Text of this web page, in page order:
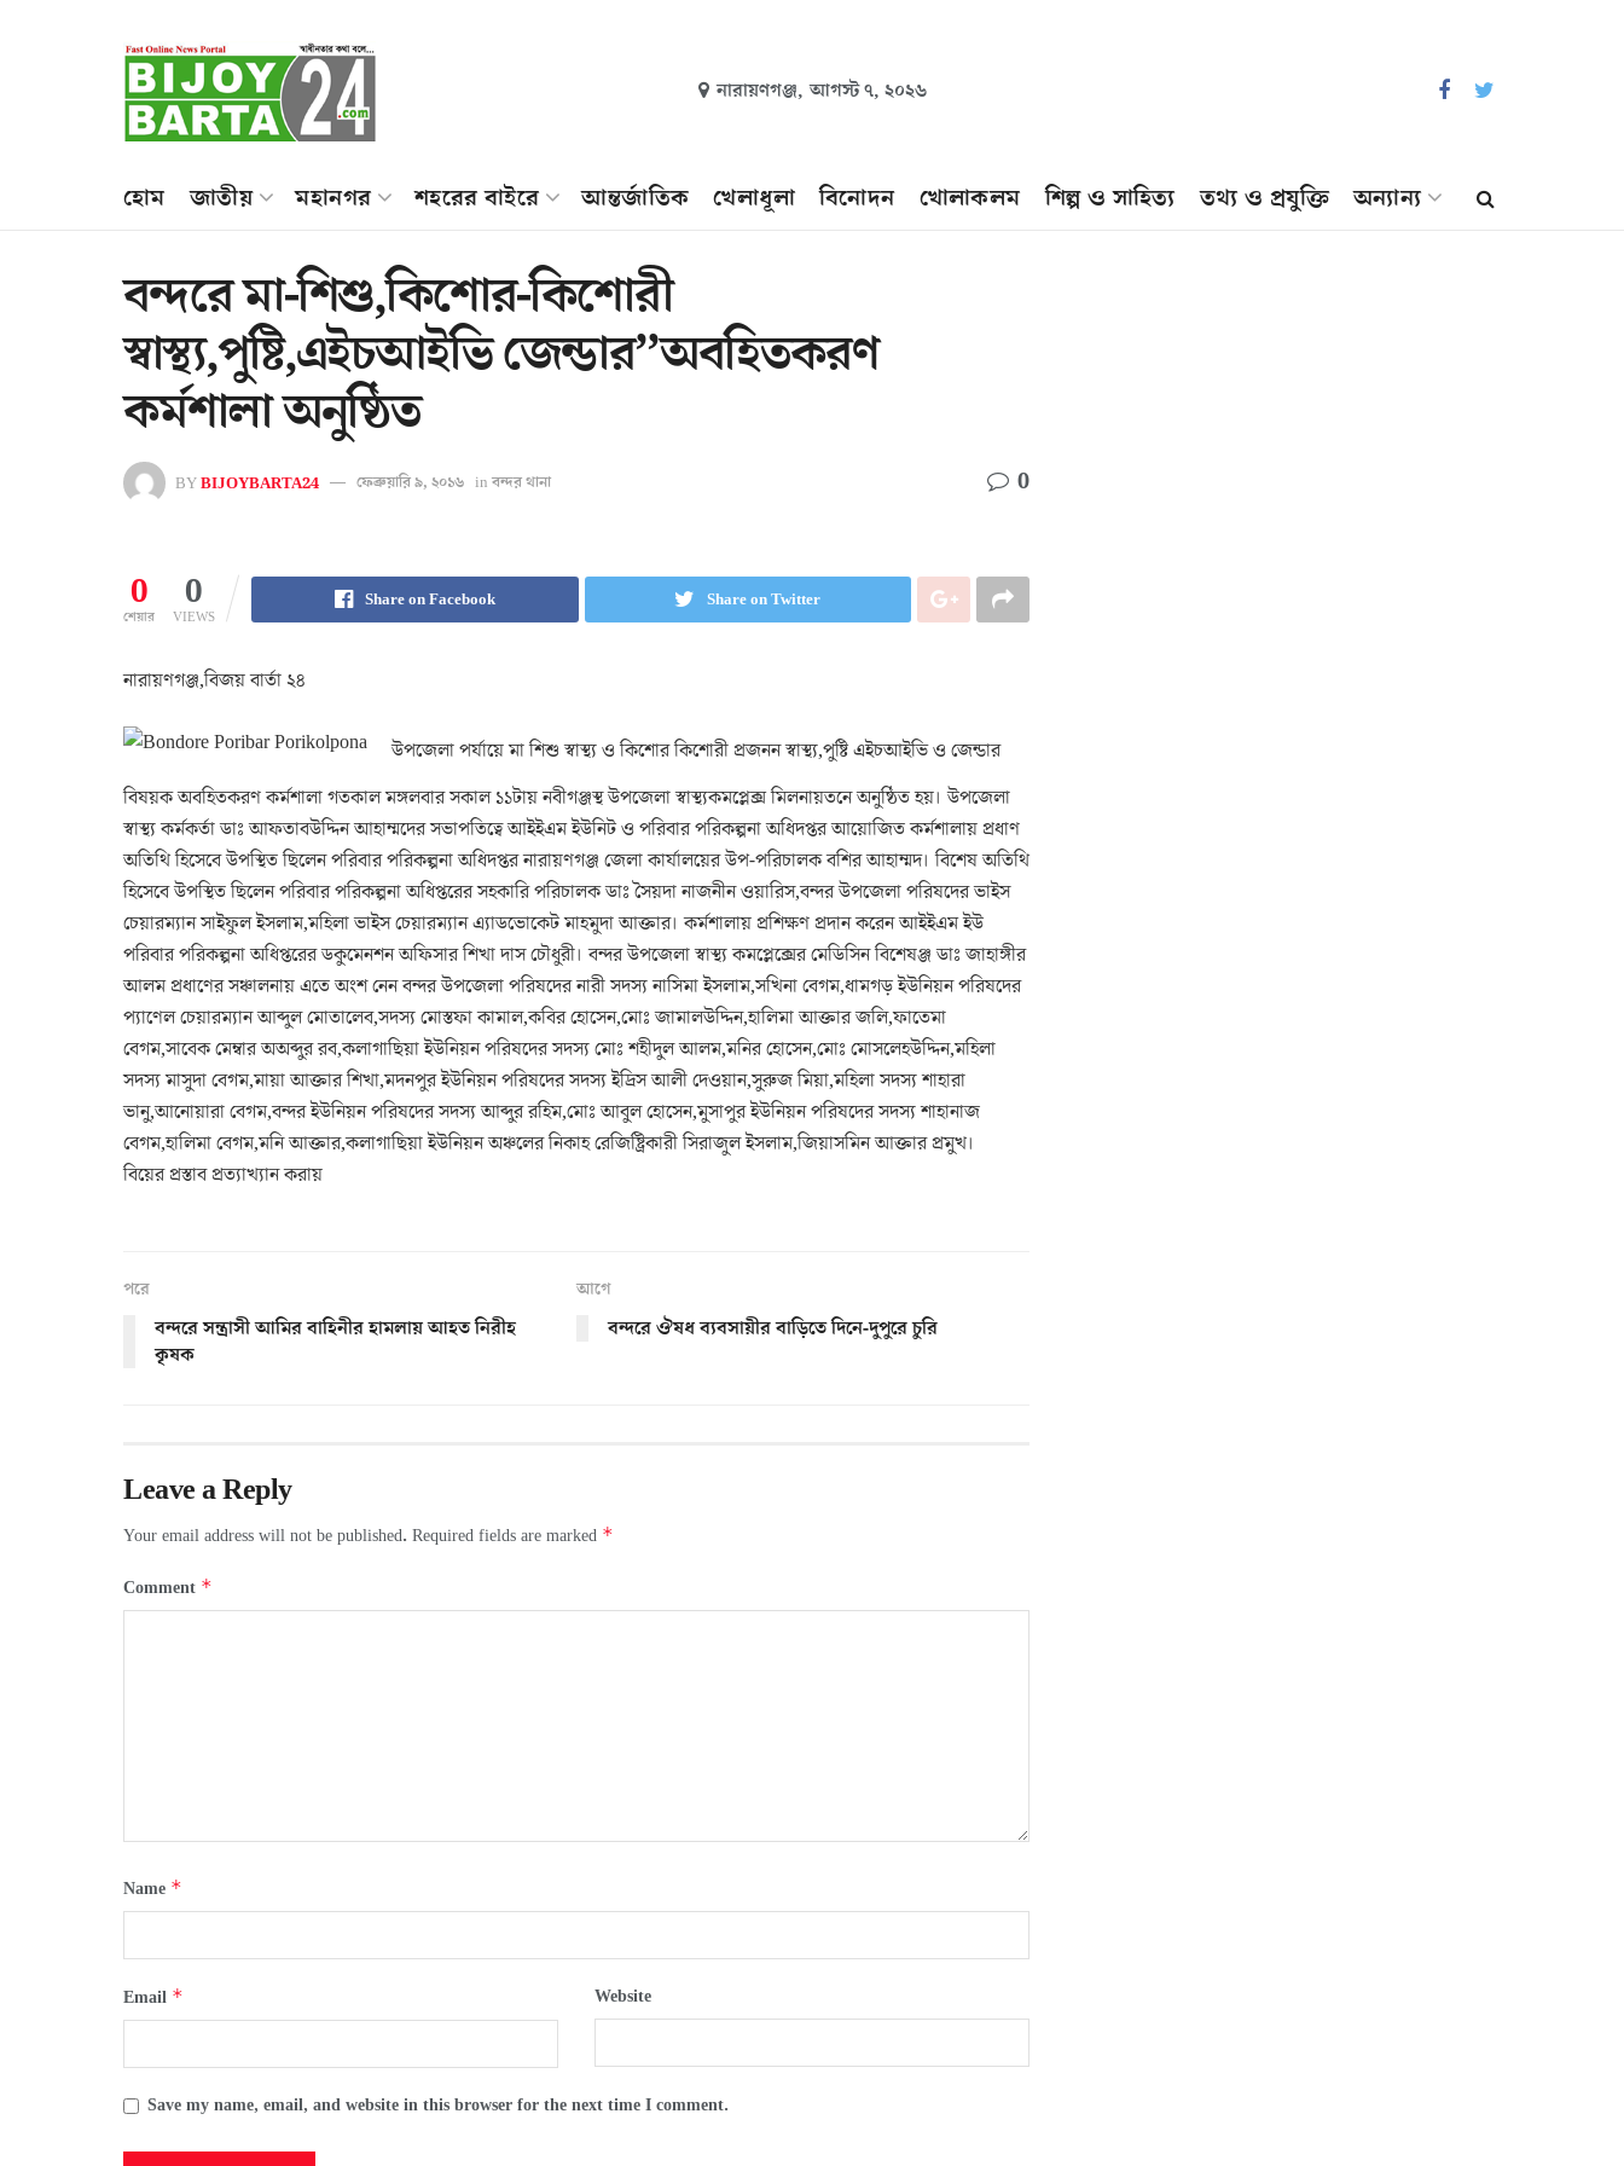
নারায়ণগঞ্জ, আগস্ট ৭, ২০২৬
হোম জাতীয় মহানগর শহরের বাইরে আন্তর্জাতিক খেলাধূলা বিনোদন খোলাকলম শিল্প ও সাহিত্য তথ্য ও প্রযুক্তি অন্যান্য
বন্দরে মা-শিশু,কিশোর-কিশোরী
স্বাস্থ্য,পুষ্টি,এইচআইভি জেন্ডার’’অবহিতকরণ
কর্মশালা অনুষ্ঠিত
BYBIJOYBARTA24 ফেব্রুয়ারি ৯, ২০১৬ in বন্দর থানা 0
0
শেয়ার
0
VIEWS
Share on Facebook Share on Twitter
নারায়ণগঞ্জ,বিজয় বার্তা ২৪
উপজেলা পর্যায়ে মা শিশু স্বাস্থ্য ও কিশোর কিশোরী প্রজনন স্বাস্থ্য,পুষ্টি এইচআইভি ও জেন্ডার
বিষয়ক অবহিতকরণ কর্মশালা গতকাল মঙ্গলবার সকাল ১১টায় নবীগঞ্জস্থ উপজেলা স্বাস্থ্যকমপ্লেক্স মিলনায়তনে অনুষ্ঠিত হয়। উপজেলা
স্বাস্থ্য কর্মকর্তা ডাঃ আফতাবউদ্দিন আহাম্মদের সভাপতিত্বে আইইএম ইউনিট ও পরিবার পরিকল্পনা অধিদপ্তর আয়োজিত কর্মশালায় প্রধাণ
অতিথি হিসেবে উপস্থিত ছিলেন পরিবার পরিকল্পনা অধিদপ্তর নারায়ণগঞ্জ জেলা কার্যালয়ের উপ-পরিচালক বশির আহাম্মদ। বিশেষ অতিথি
হিসেবে উপস্থিত ছিলেন পরিবার পরিকল্পনা অধিপ্তরের সহকারি পরিচালক ডাঃ সৈয়দা নাজনীন ওয়ারিস,বন্দর উপজেলা পরিষদের ভাইস
চেয়ারম্যান সাইফুল ইসলাম,মহিলা ভাইস চেয়ারম্যান এ্যাডভোকেট মাহমুদা আক্তার। কর্মশালায় প্রশিক্ষণ প্রদান করেন আইইএম ইউ
পরিবার পরিকল্পনা অধিপ্তরের ডকুমেনশন অফিসার শিখা দাস চৌধুরী। বন্দর উপজেলা স্বাস্থ্য কমপ্লেক্সের মেডিসিন বিশেষঞ্জ ডাঃ জাহাঙ্গীর
আলম প্রধাণের সঞ্চালনায় এতে অংশ নেন বন্দর উপজেলা পরিষদের নারী সদস্য নাসিমা ইসলাম,সখিনা বেগম,ধামগড় ইউনিয়ন পরিষদের
প্যাণেল চেয়ারম্যান আব্দুল মোতালেব,সদস্য মোস্তফা কামাল,কবির হোসেন,মোঃ জামালউদ্দিন,হালিমা আক্তার জলি,ফাতেমা
বেগম,সাবেক মেম্বার অঅব্দুর রব,কলাগাছিয়া ইউনিয়ন পরিষদের সদস্য মোঃ শহীদুল আলম,মনির হোসেন,মোঃ মোসলেহউদ্দিন,মহিলা
সদস্য মাসুদা বেগম,মায়া আক্তার শিখা,মদনপুর ইউনিয়ন পরিষদের সদস্য ইদ্রিস আলী দেওয়ান,সুরুজ মিয়া,মহিলা সদস্য শাহারা
ভানু,আনোয়ারা বেগম,বন্দর ইউনিয়ন পরিষদের সদস্য আব্দুর রহিম,মোঃ আবুল হোসেন,মুসাপুর ইউনিয়ন পরিষদের সদস্য শাহানাজ
বেগম,হালিমা বেগম,মনি আক্তার,কলাগাছিয়া ইউনিয়ন অঞ্চলের নিকাহ রেজিষ্ট্রিকারী সিরাজুল ইসলাম,জিয়াসমিন আক্তার প্রমুখ।
বিয়ের প্রস্তাব প্রত্যাখ্যান করায়
পরে
বন্দরে সন্ত্রাসী আমির বাহিনীর হামলায় আহত নিরীহ
কৃষক
আগে
বন্দরে ঔষধ ব্যবসায়ীর বাড়িতে দিনে-দুপুরে চুরি
Leave a Reply
Your email address will not be published. Required fields are marked *
Comment *
Name *
Email * Website
Save my name, email, and website in this browser for the next time I comment.